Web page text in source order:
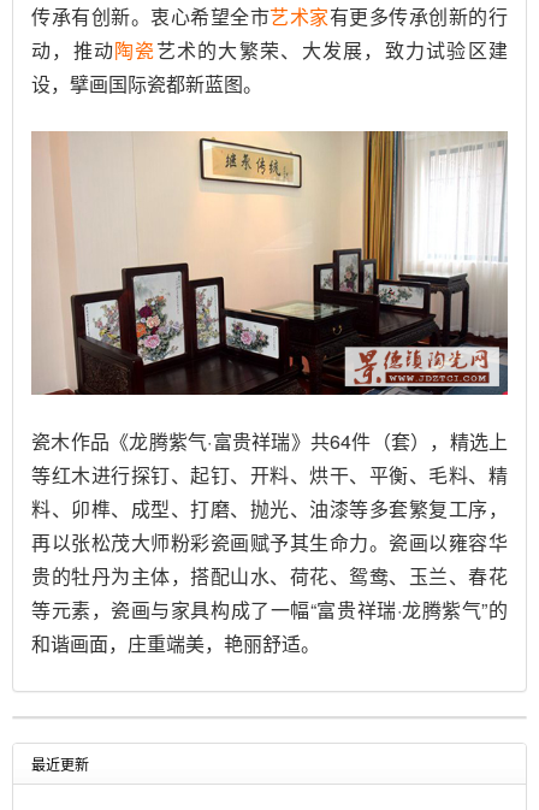
传承有创新。衷心希望全市艺术家有更多传承创新的行
动，推动陶瓷艺术的大繁荣、大发展，致力试验区建
设，擘画国际瓷都新蓝图。
瓷木作品《龙腾紫气·富贵祥瑞》共64件（套），精选上
等红木进行探钉、起钉、开料、烘干、平衡、毛料、精
料、卯榫、成型、打磨、抛光、油漆等多套繁复工序，
再以张松茂大师粉彩瓷画赋予其生命力。瓷画以雍容华
贵的牡丹为主体，搭配山水、荷花、鸳鸯、玉兰、春花
等元素，瓷画与家具构成了一幅“富贵祥瑞·龙腾紫气”的
和谐画面，庄重端美，艳丽舒适。
最近更新